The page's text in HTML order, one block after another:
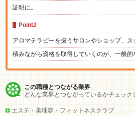
証明に。
Point2
アロマテラピーを扱うサロンやショップ、
積みながら資格を取得していくのが、一般的
この職種とつながる業界
どんな業界とつながっているかチェック
エステ・美理容・フィットネスクラブ